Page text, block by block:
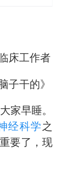
床工作者
子干的》
家早睡。
经科学之
要了，现